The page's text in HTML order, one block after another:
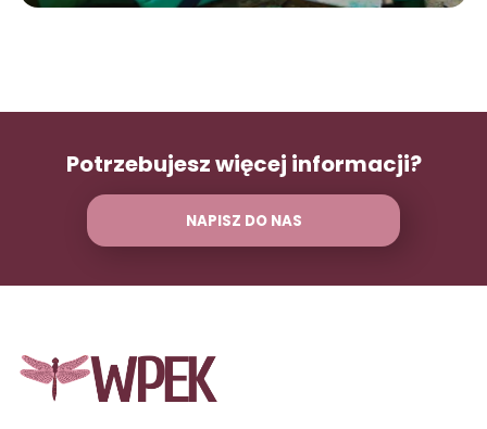
Potrzebujesz więcej informacji?
NAPISZ DO NAS